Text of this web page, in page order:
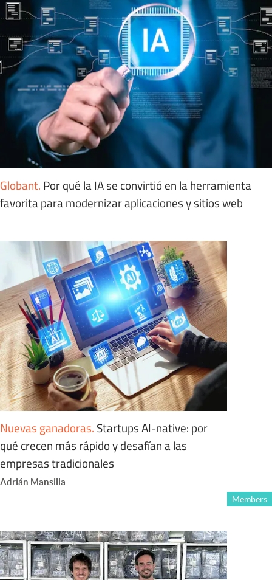
Globant. Por qué la IA se convirtió en la herramienta
favorita para modernizar aplicaciones y sitios web
Nuevas ganadoras. Startups AI-native: por
qué crecen más rápido y desafían a las
empresas tradicionales
Adrián Mansilla
Members